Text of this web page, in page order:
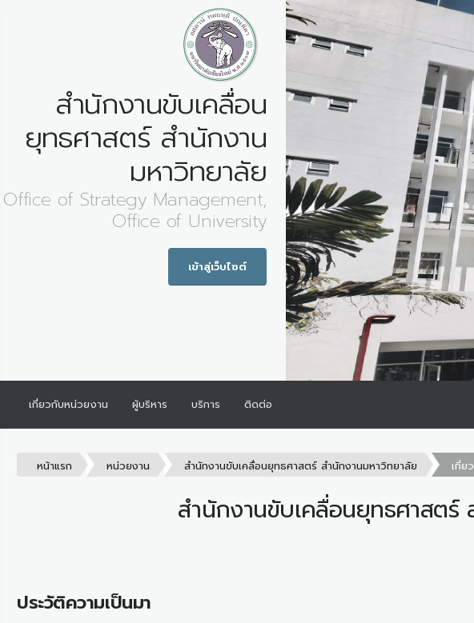
สำนักงานขับเคลื่อน
ยุทธศาสตร์ สำนักงาน
มหาวิทยาลัย
Office of Strategy Management,
Office of University
เข้าสู่เว็บไซต์
เกี่ยวกับหน่วยงาน ผู้บริหาร บริการ ติดต่อ
หน้าแรก หน่วยงาน สำนักงานขับเคลื่อนยุทธศาสตร์ สำนักงานมหาวิทยาลัย เกี่ย
สำนักงานขับเคลื่อนยุทธศาสตร์
ประวัติความเป็นมา